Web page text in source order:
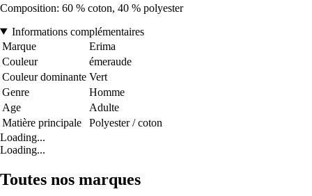
Composition: 60 % coton, 40 % polyester
Informations complémentaires
Marque
Erima
Couleur
émeraude
Couleur dominante Vert
Genre
Homme
Age
Adulte
Matière principale
Polyester / coton
Loading...
Loading...
Toutes nos marques